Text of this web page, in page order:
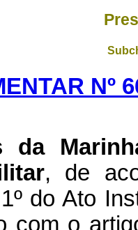
Nº
da
, de
do Ato
com o